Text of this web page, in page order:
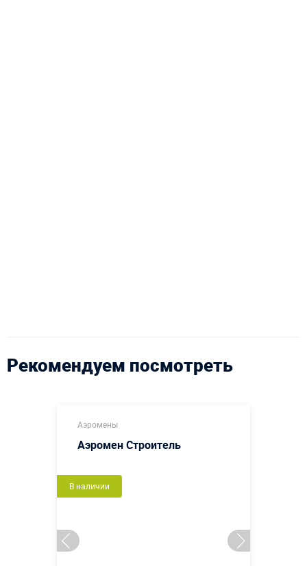
Рекомендуем посмотреть
Аэромены
Аэромен Строитель
В наличии